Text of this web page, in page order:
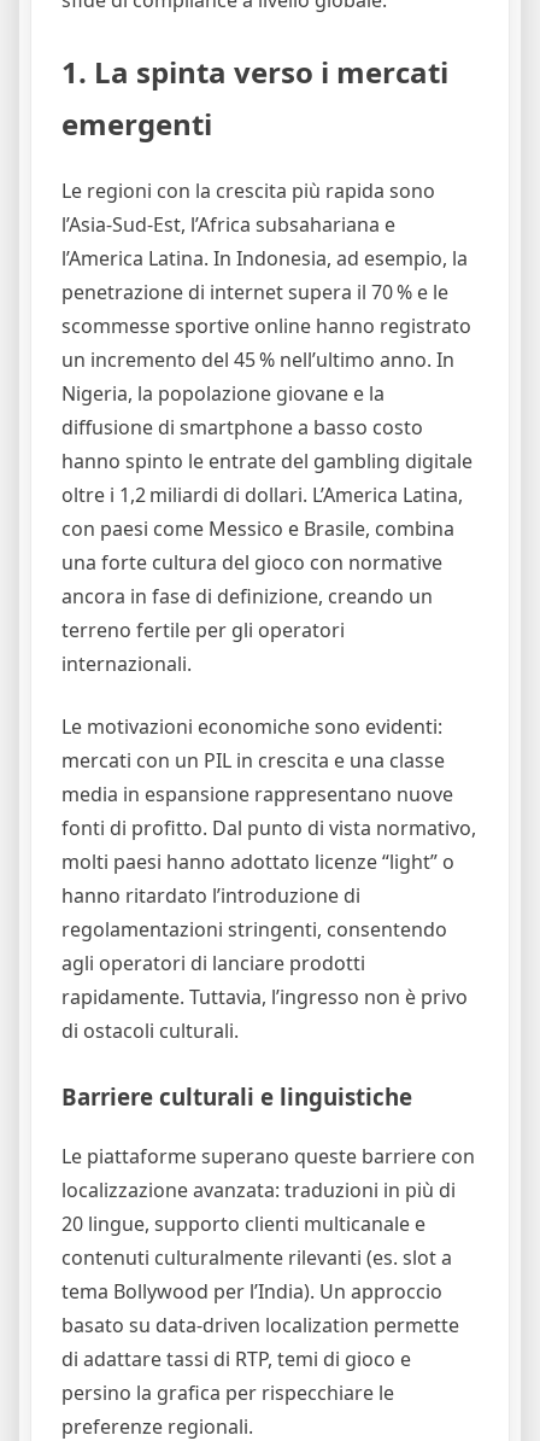
1. La spinta verso i mercati
emergenti
Le regioni con la crescita più rapida sono
l’Asia‑Sud‑Est, l’Africa subsahariana e
l’America Latina. In Indonesia, ad esempio, la
penetrazione di internet supera il 70 % e le
scommesse sportive online hanno registrato
un incremento del 45 % nell’ultimo anno. In
Nigeria, la popolazione giovane e la
diffusione di smartphone a basso costo
hanno spinto le entrate del gambling digitale
oltre i 1,2 miliardi di dollari. L’America Latina,
con paesi come Messico e Brasile, combina
una forte cultura del gioco con normative
ancora in fase di definizione, creando un
terreno fertile per gli operatori
internazionali.
Le motivazioni economiche sono evidenti:
mercati con un PIL in crescita e una classe
media in espansione rappresentano nuove
fonti di profitto. Dal punto di vista normativo,
molti paesi hanno adottato licenze “light” o
hanno ritardato l’introduzione di
regolamentazioni stringenti, consentendo
agli operatori di lanciare prodotti
rapidamente. Tuttavia, l’ingresso non è privo
di ostacoli culturali.
Barriere culturali e linguistiche
Le piattaforme superano queste barriere con
localizzazione avanzata: traduzioni in più di
20 lingue, supporto clienti multicanale e
contenuti culturalmente rilevanti (es. slot a
tema Bollywood per l’India). Un approccio
basato su data‑driven localization permette
di adattare tassi di RTP, temi di gioco e
persino la grafica per rispecchiare le
preferenze regionali.